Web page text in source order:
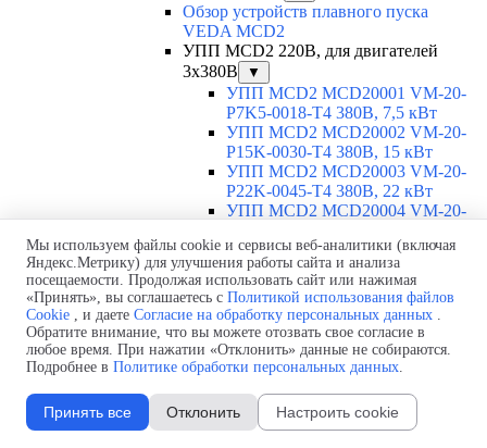
Обзор устройств плавного пуска
VEDA MCD2
УПП MCD2 220В, для двигателей
3х380В
▼
УПП MCD2 MCD20001 VM-20-
P7K5-0018-T4 380В, 7,5 кВт
УПП MCD2 MCD20002 VM-20-
P15K-0030-T4 380В, 15 кВт
УПП MCD2 MCD20003 VM-20-
P22K-0045-T4 380В, 22 кВт
УПП MCD2 MCD20004 VM-20-
УПП MCD2 MCD20005 VM-20-
P37K-0075-T4 380В, 37 кВт
УПП MCD2 MCD20006 VM-20-
P45K-0090-T4 380В, 45 кВт
УПП MCD2 MCD20007 VM-20-
P55K-0110-T4 380В, 55 кВт
УПП MCD2 MCD20008 VM-20-
УПП MCD2 MCD20009 VM-20-
P90K-0175-T4 380В, 90 кВт
Мы используем файлы cookie и сервисы веб-аналитики (включая
Яндекс.Метрику) для улучшения работы сайта и анализа
посещаемости. Продолжая использовать сайт или нажимая
«Принять», вы соглашаетесь с Политикой использования файлов
Cookie , и даете Согласие на обработку персональных данных .
Обратите внимание, что вы можете отозвать свое согласие в
любое время. При нажатии «Отклонить» данные не собираются.
Подробнее в Политике обработки персональных данных.
Принять все Отклонить Настроить cookie